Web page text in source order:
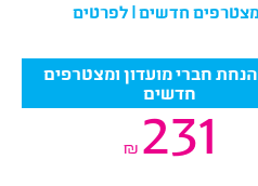
לפרטים
45% הנחת חברי מועדון ומצטרפים
חדשים
231
₪